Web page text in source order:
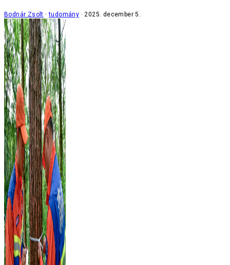
Bodnár Zsolt tudomány 2025. december 5.